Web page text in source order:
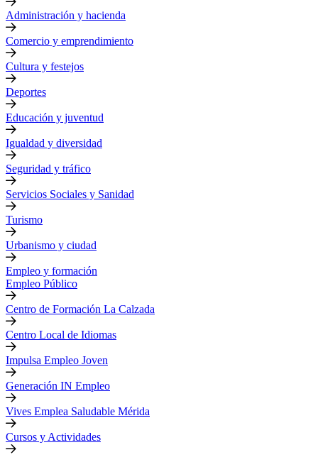
Administración y hacienda
Comercio y emprendimiento
Cultura y festejos
Deportes
Educación y juventud
Igualdad y diversidad
Seguridad y tráfico
Servicios Sociales y Sanidad
Turismo
Urbanismo y ciudad
Empleo y formación
Empleo Público
Centro de Formación La Calzada
Centro Local de Idiomas
Impulsa Empleo Joven
Generación IN Empleo
Vives Emplea Saludable Mérida
Cursos y Actividades